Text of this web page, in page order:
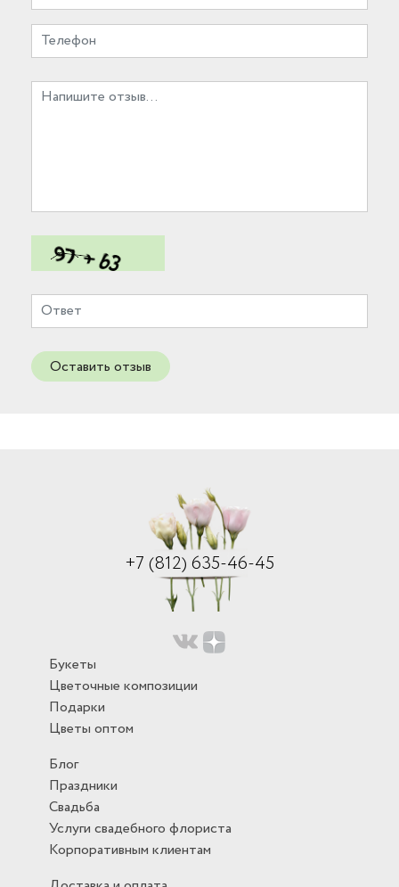
Оставить отзыв
+7 (812) 635-46-45
Букеты
Цветочные композиции
Подарки
Цветы оптом
Блог
Праздники
Свадьба
Услуги свадебного флориста
Корпоративным клиентам